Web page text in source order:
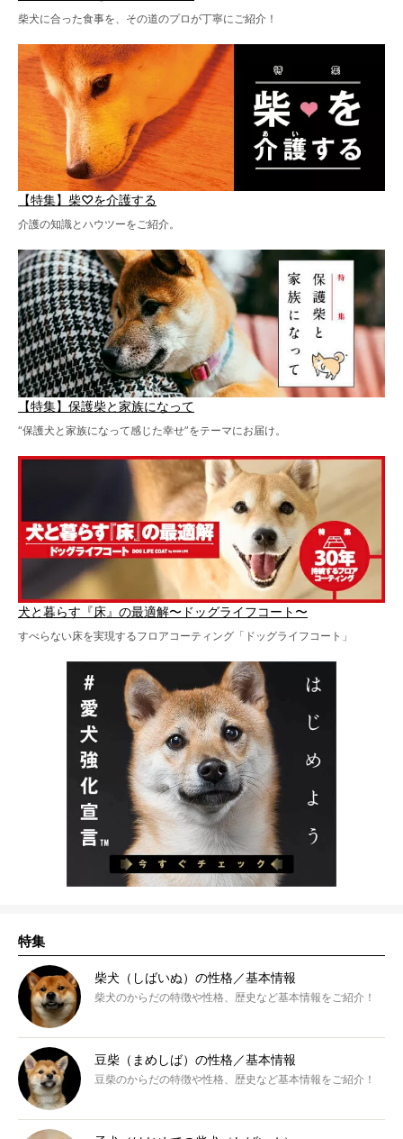
柴犬に合った食事を、その道のプロが丁寧にご紹介！
【特集】柴♡を介護する
介護の知識とハウツーをご紹介。
【特集】保護柴と家族になって
“保護犬と家族になって感じた幸せ”をテーマにお届け。
犬と暮らす『床』の最適解〜ドッグライフコート〜
すべらない床を実現するフロアコーティング「ドッグライフコート」
特集
柴犬（しばいぬ）の性格／基本情報
柴犬のからだの特徴や性格、歴史など基本情報をご紹介！
豆柴（まめしば）の性格／基本情報
豆柴のからだの特徴や性格、歴史など基本情報をご紹介！